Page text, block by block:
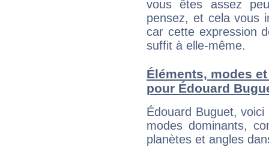
vous êtes assez
pensez, et cela vous
car cette expression
suffit à elle-même.
Éléments, modes
pour Édouard
Édouard Buguet,
modes dominants,
planètes et angles